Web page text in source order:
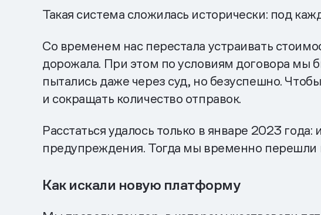
Такая система сложилась исторически: под
Со временем нас перестала устраивать
дорожала. При этом по условиям договора мы
пытались даже через суд, но безуспешно.
и сокращать количество отправок.
Расстаться удалось только в январе 2023
предупреждения. Тогда мы временно перешли
Как искали новую платформу